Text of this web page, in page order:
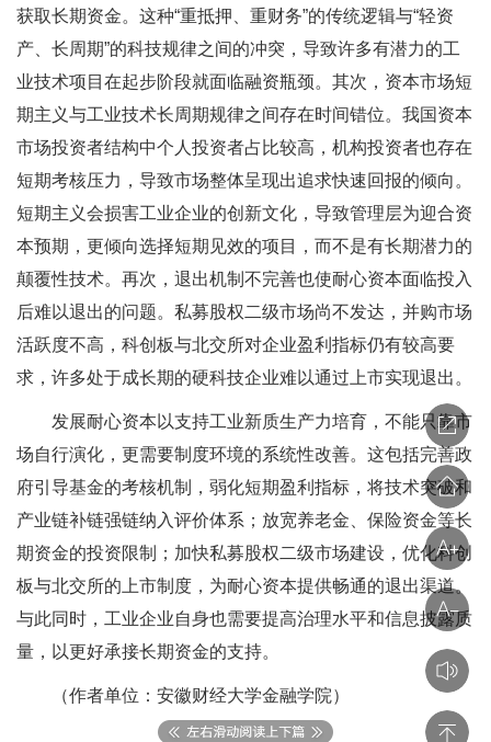
获取长期资金。这种“重抵押、重财务”的传统逻辑与“轻资
产、长周期”的科技规律之间的冲突，导致许多有潜力的工
业技术项目在起步阶段就面临融资瓶颈。其次，资本市场短
期主义与工业技术长周期规律之间存在时间错位。我国资本
市场投资者结构中个人投资者占比较高，机构投资者也存在
短期考核压力，导致市场整体呈现出追求快速回报的倾向。
短期主义会损害工业企业的创新文化，导致管理层为迎合资
本预期，更倾向选择短期见效的项目，而不是有长期潜力的
颠覆性技术。再次，退出机制不完善也使耐心资本面临投入
后难以退出的问题。私募股权二级市场尚不发达，并购市场
活跃度不高，科创板与北交所对企业盈利指标仍有较高要
求，许多处于成长期的硬科技企业难以通过上市实现退出。
发展耐心资本以支持工业新质生产力培育，不能只靠市
场自行演化，更需要制度环境的系统性改善。这包括完善政
府引导基金的考核机制，弱化短期盈利指标，将技术突破和
产业链补链强链纳入评价体系；放宽养老金、保险资金等长
期资金的投资限制；加快私募股权二级市场建设，优化科创
板与北交所的上市制度，为耐心资本提供畅通的退出渠道。
与此同时，工业企业自身也需要提高治理水平和信息披露质
量，以更好承接长期资金的支持。
（作者单位：安徽财经大学金融学院）